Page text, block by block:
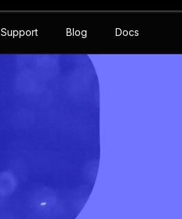
Support Blog Docs